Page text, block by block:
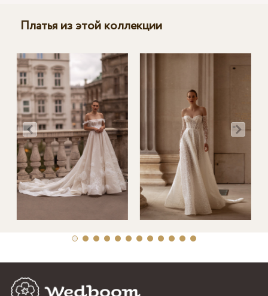
Платья из этой коллекции